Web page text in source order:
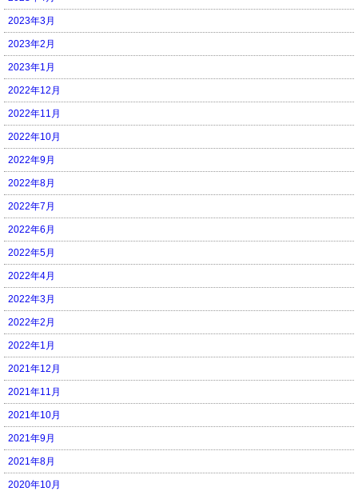
2023年3月
2023年2月
2023年1月
2022年12月
2022年11月
2022年10月
2022年9月
2022年8月
2022年7月
2022年6月
2022年5月
2022年4月
2022年3月
2022年2月
2022年1月
2021年12月
2021年11月
2021年10月
2021年9月
2021年8月
2020年10月